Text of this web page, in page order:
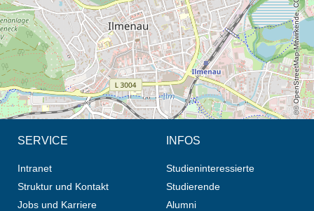
© OpenStreetMap-Mitwirkende, CC BY-SA
SERVICE
Intranet
Struktur und Kontakt
Jobs und Karriere
INFOS
Studieninteressierte
Studierende
Alumni